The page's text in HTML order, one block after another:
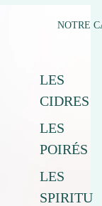
NOTRE
LES
CIDRES
LES
POIRÉS
LES
SPIRITU